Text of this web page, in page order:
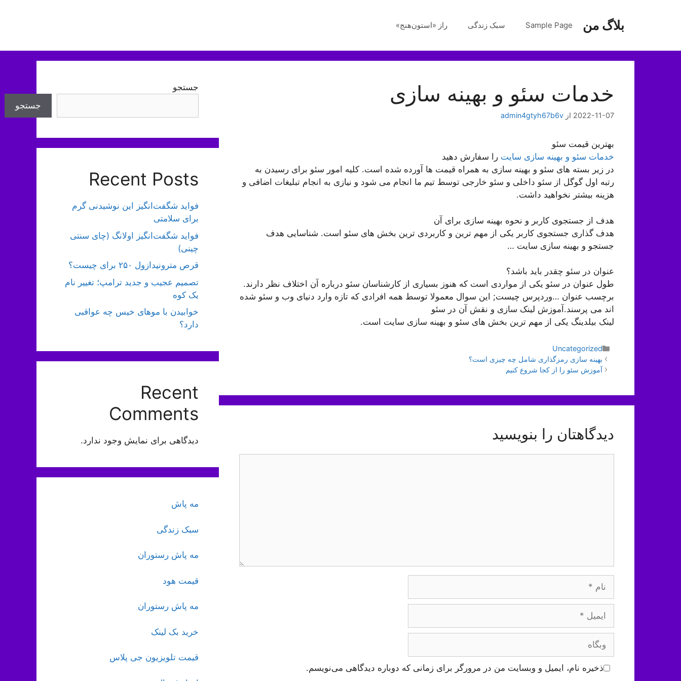
بلاگ من Sample Page سبک زندگی راز «استون‌هنج»
خدمات سئو و بهینه سازی
2022-11-07 از admin4gtyh67b6v
بهترین قیمت سئو
خدمات سئو و بهینه سازی سایت را سفارش دهید
در زیر بسته های سئو و بهینه سازی به همراه قیمت ها آورده شده است. کلیه امور سئو برای رسیدن به
رتبه اول گوگل از سئو داخلی و سئو خارجی توسط تیم ما انجام می شود و نیازی به انجام تبلیغات اضافی و
هزینه بیشتر نخواهید داشت.
هدف از جستجوی کاربر و نحوه بهینه سازی برای آن
هدف گذاری جستجوی کاربر یکی از مهم ترین و کاربردی ترین بخش های سئو است. شناسایی هدف
جستجو و بهینه سازی سایت …
عنوان در سئو چقدر باید باشد؟
طول عنوان در سئو یکی از مواردی است که هنوز بسیاری از کارشناسان سئو درباره آن اختلاف نظر دارند.
برچسب عنوان …وردپرس چیست; این سوال معمولا توسط همه افرادی که تازه وارد دنیای وب و سئو شده
اند می پرسند.آموزش لینک سازی و نقش آن در سئو
لینک بیلدینگ یکی از مهم ترین بخش های سئو و بهینه سازی سایت است.
دسته‌ها
Uncategorized
ناوبری
نوشته‌ها
بهینه سازی رمزگذاری شامل چه چیزی است؟
آموزش سئو را از کجا شروع کنیم
دیدگاهتان را بنویسید
ایمیل
وبگاه
ذخیره نام، ایمیل و وبسایت من در مرورگر برای زمانی که دوباره دیدگاهی می‌نویسم.
جستجو
جستجو
Recent Posts
فواید شگفت‌انگیز این نوشیدنی گرم
برای سلامتی
فواید شگفت‌انگیز اولانگ (چای سنتی
چینی)
قرص مترونیدازول ۲۵۰ برای چیست؟
تصمیم عجیب و جدید ترامپ؛ تغییر نام
یک کوه
خوابیدن با موهای خیس چه عواقبی
دارد؟
Recent
Comments
دیدگاهی برای نمایش وجود ندارد.
مه پاش
سبک زندگی
مه پاش رستوران
قیمت هود
مه پاش رستوران
خرید بک لینک
قیمت تلویزیون جی پلاس